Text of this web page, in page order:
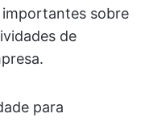
sobre
de
para